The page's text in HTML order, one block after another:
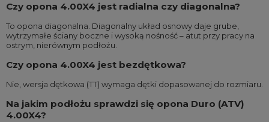
Czy opona 4.00X4 jest radialna czy diagonalna?
To opona diagonalna. Diagonalny układ osnowy daje grube,
wytrzymałe ściany boczne i wysoką nośność – atut przy pracy na
ostrym, nierównym podłożu.
Czy opona 4.00X4 jest bezdętkowa?
Nie, wersja dętkowa (TT) wymaga dętki dopasowanej do rozmiaru.
Na jakim podłożu sprawdzi się opona Duro (ATV)
4.00X4?